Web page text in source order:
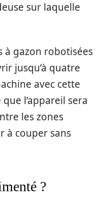
sur laquelle
à gazon robotisées
jusqu’à quatre
avec cette
l’appareil sera
les zones
à couper sans
?